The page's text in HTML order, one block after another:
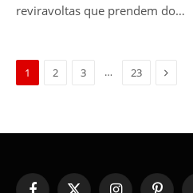
reviravoltas que prendem do…
1 2 3 … 23 Next